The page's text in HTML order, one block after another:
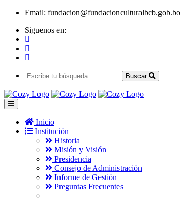
Email: fundacion@fundacionculturalbcb.gob.bo
Siguenos en:
Buscar
Inicio
Institución
Historia
Misión y Visión
Presidencia
Consejo de Administración
Informe de Gestión
Preguntas Frecuentes